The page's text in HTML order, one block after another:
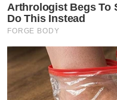
Arthrologist Begs To
Do This Instead
FORGE BODY